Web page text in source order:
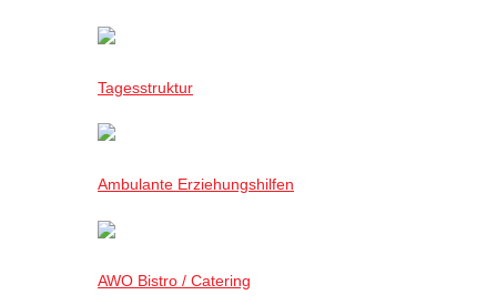
Tagesstruktur
Ambulante Erziehungshilfen
AWO Bistro / Catering